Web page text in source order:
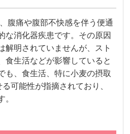
腹痛や腹部不快感を伴う便通
な消化器疾患です。その原因
解明されていませんが、スト
食生活などが影響していると
も、食生活、特に小麦の摂取
可能性が指摘されており、
。